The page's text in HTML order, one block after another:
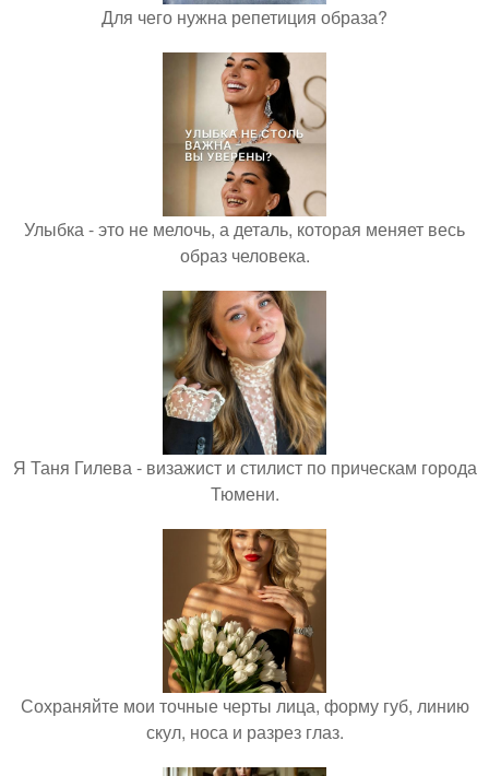
Для чего нужна репетиция образа?
Улыбка - это не мелочь, а деталь, которая меняет весь
образ человека.
Я Таня Гилева - визажист и стилист по прическам города
Тюмени.
Сохраняйте мои точные черты лица, форму губ, линию
скул, носа и разрез глаз.